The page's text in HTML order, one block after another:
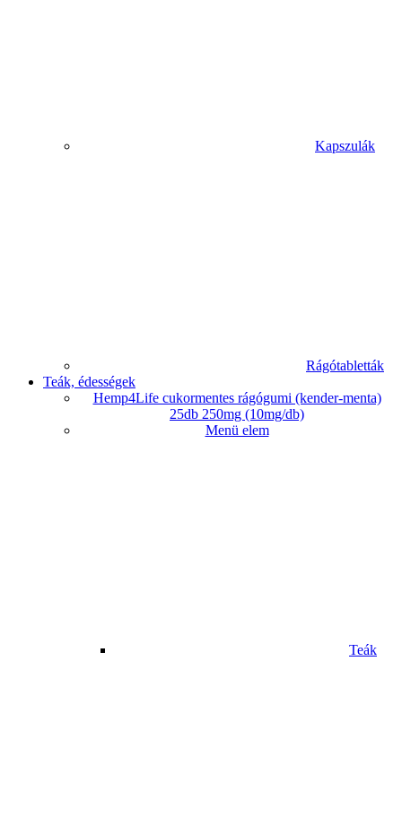
Kapszulák
Rágótabletták
Teák, édességek
Hemp4Life cukormentes rágógumi (kender-menta)
25db 250mg (10mg/db)
Menü elem
Teák